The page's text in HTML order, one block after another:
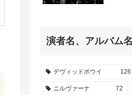
演者名、アルバム名
デヴィッドボウイ 126
ニルヴァーナ 72